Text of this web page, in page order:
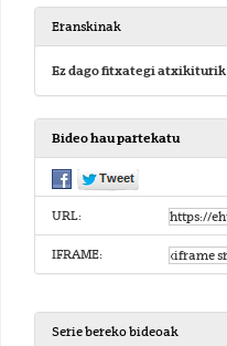
Eranskinak
Ez dago fitxategi atxikiturik
Bideo hau partekatu
URL:
IFRAME:
Serie bereko bideoak